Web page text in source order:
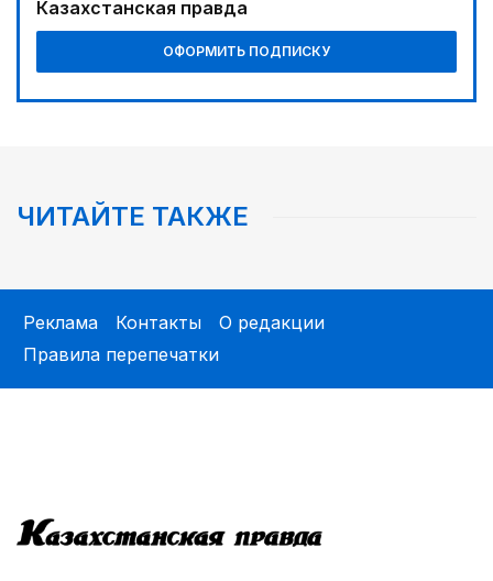
Казахстанская правда
ОФОРМИТЬ ПОДПИСКУ
ЧИТАЙТЕ ТАКЖЕ
Реклама Контакты
О редакции
Правила перепечатки